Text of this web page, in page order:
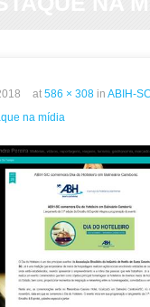
at 586 × 308 in ABIH-
na mídia